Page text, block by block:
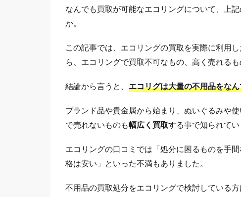
なんでも買取が可能なエコリングについて、上
か。
この記事では、エコリングの買取を実際に利用
ら、エコリングで買取不可なもの、高く売れる
結論から言うと、 エコリグは大量の不用品をな
ブランド品や貴金属から始まり、ぬいぐるみや
で売れないものも幅広く買取する事で知られてい
エコリングの口コミでは「処分に困るものを手
格は安い」といった不満もありました。
不用品の買取処分をエコリングで検討している